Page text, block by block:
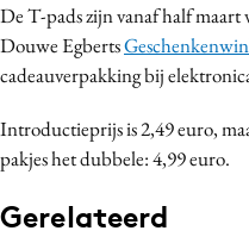
Gedragsverandering
Influencer marketing
Martech
Media
Merkstrategie
De T-pads zijn vanaf half
Douwe Egberts
cadeauverpakking bij
Introductieprijs is 2,49 euro,
pakjes het dubbele: 4,99 euro.
Gerelateerd